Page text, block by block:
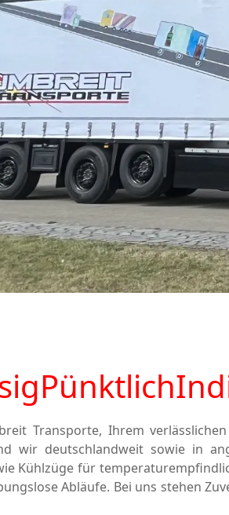
Pünktlich
Transporte, Ihrem
wir deutschlandweit sowie in
Kühlzüge für
Abläufe. Bei uns stehen